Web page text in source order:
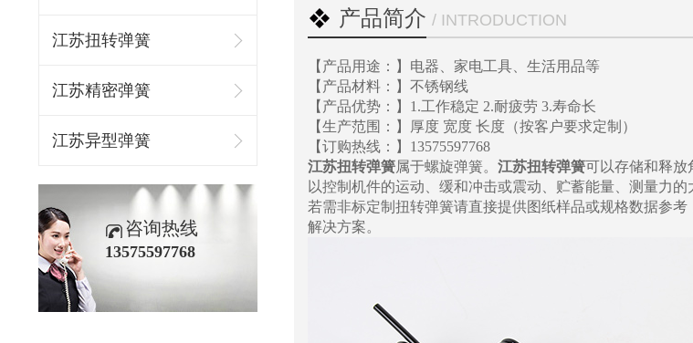
江苏扭转弹簧
江苏精密弹簧
江苏异型弹簧
咨询热线
13575597768
产品简介 / INTRODUCTION
【产品用途：】电器、家电工具、生活用品等
【产品材料：】不锈钢线
【产品优势：】1.工作稳定 2.耐疲劳 3.寿命长
【生产范围：】厚度 宽度 长度（按客户要求定制）
【订购热线：】13575597768
江苏扭转弹簧属于螺旋弹簧。 江苏扭转弹簧可以存储和释放
以控制机件的运动、缓和冲击或震动、贮蓄能量、测量力的
若需非标定制扭转弹簧请直接提供图纸样品或规格数据参
解决方案。